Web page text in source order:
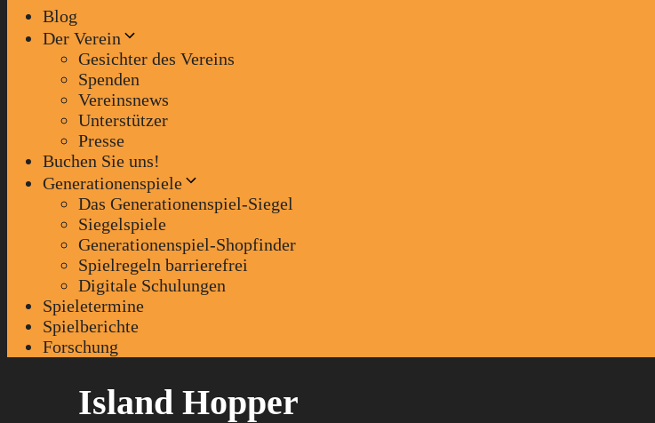
Blog
Der Verein
Gesichter des Vereins
Spenden
Vereinsnews
Unterstützer
Presse
Buchen Sie uns!
Generationenspiele
Das Generationenspiel-Siegel
Siegelspiele
Generationenspiel-Shopfinder
Spielregeln barrierefrei
Digitale Schulungen
Spieletermine
Spielberichte
Forschung
Island Hopper